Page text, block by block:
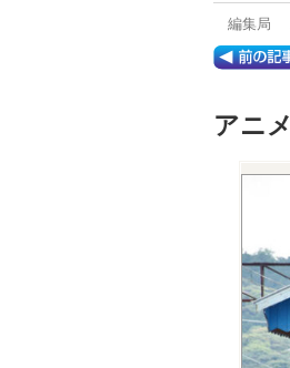
編集局
アニ